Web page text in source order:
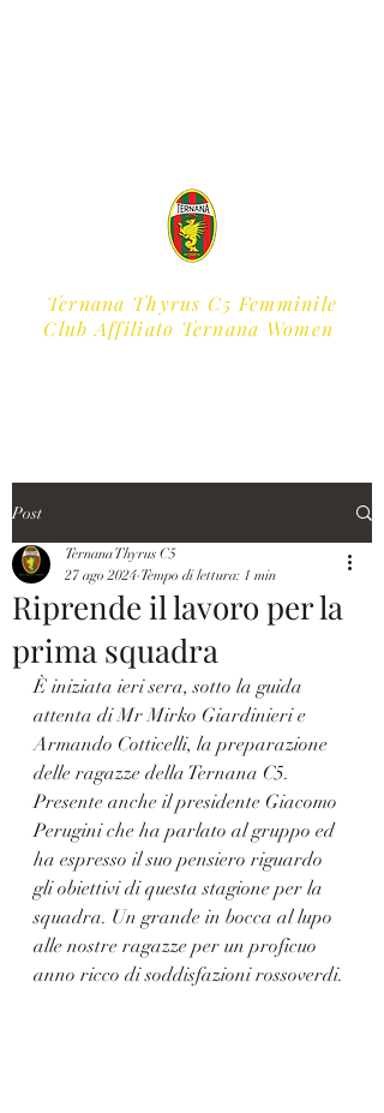
Ternana Thyrus C5 Femminile
​Club Affiliato Ternana Women
Post
Riprende il lavoro per la
prima squadra
Ternana Thyrus C5
27 ago 2024 Tempo di lettura: 1 min
È iniziata ieri sera, sotto la guida
attenta di Mr Mirko Giardinieri e
Armando Cotticelli, la preparazione
delle ragazze della Ternana C5.
Presente anche il presidente Giacomo
Perugini che ha parlato al gruppo ed
ha espresso il suo pensiero riguardo
gli obiettivi di questa stagione per la
squadra. Un grande in bocca al lupo
alle nostre ragazze per un proficuo
anno ricco di soddisfazioni rossoverdi.